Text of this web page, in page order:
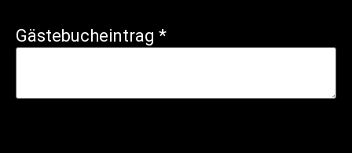
Gästebucheintrag *